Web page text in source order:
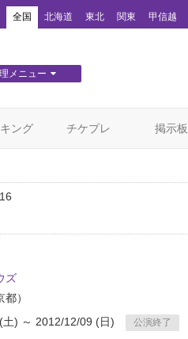
全国 北海道 東北 関東 甲信越
メニュー
ング チケプレ 掲示板
ズ
都）
) ～ 2012/12/09 (日)
公演終了